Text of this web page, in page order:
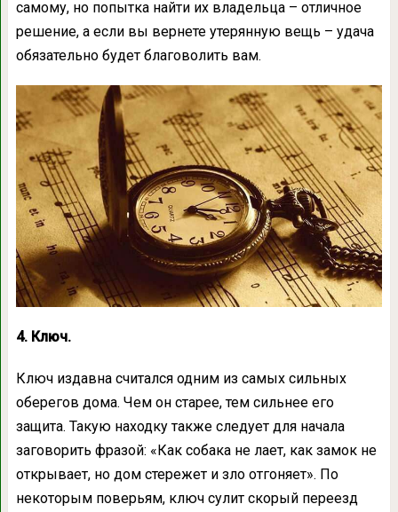
самому, но попытка найти их владельца – отличное
решение, а если вы вернете утерянную вещь – удача
обязательно будет благоволить вам.
4. Ключ.
Ключ издавна считался одним из самых сильных
оберегов дома. Чем он старее, тем сильнее его
защита. Такую находку также следует для начала
заговорить фразой: «Как собака не лает, как замок не
открывает, но дом стережет и зло отгоняет». По
некоторым поверьям, ключ сулит скорый переезд